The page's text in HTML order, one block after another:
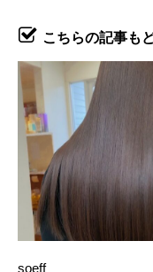
こちらの記事も
soeff